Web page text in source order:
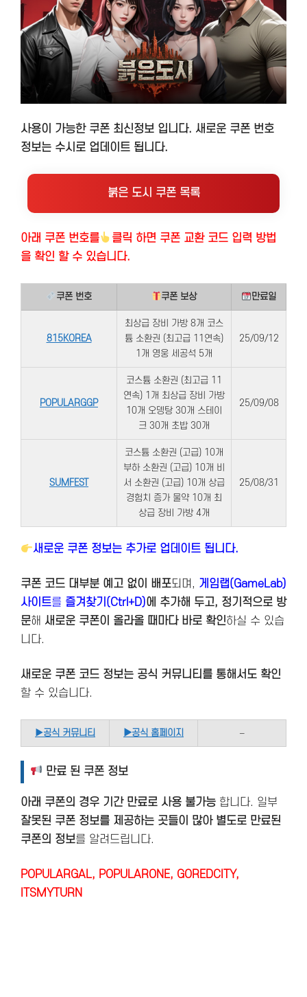
사용이 가능한 쿠폰 최신정보 입니다. 새로운 쿠폰 번호
정보는 수시로 업데이트 됩니다.
붉은 도시 쿠폰 목록
아래 쿠폰 번호를
클릭 하면 쿠폰 교환 코드 입력 방법
을 확인 할 수 있습니다.
쿠폰 번호 쿠폰 보상 만료일
815KOREA
최상급 장비 가방 8개 코스
튬 소환권 (최고급 11연속)
1개 영웅 세공석 5개
25/09/12
POPULARGGP
코스튬 소환권 (최고급 11
연속) 1개 최상급 장비 가방
10개 오뎅탕 30개 스테이
크 30개 초밥 30개
25/09/08
SUMFEST
코스튬 소환권 (고급) 10개
부하 소환권 (고급) 10개 비
서 소환권 (고급) 10개 상급
경험치 증가 물약 10개 최
상급 장비 가방 4개
25/08/31
새로운 쿠폰 정보는 추가로 업데이트 됩니다.
쿠폰 코드 대부분 예고 없이 배포되며, 게임랩(GameLab)
사이트를 즐겨찾기(Ctrl+D)에 추가해 두고, 정기적으로 방
문해 새로운 쿠폰이 올라올 때마다 바로 확인하실 수 있습
니다.
새로운 쿠폰 코드 정보는 공식 커뮤니티를 통해서도 확인
할 수 있습니다.
▶공식 커뮤니티 ▶공식 홈페이지 –
만료 된 쿠폰 정보
아래 쿠폰의 경우 기간 만료로 사용 불가능 합니다. 일부
잘못된 쿠폰 정보를 제공하는 곳들이 많아 별도로 만료된
쿠폰의 정보를 알려드립니다.
POPULARGAL, POPULARONE, GOREDCITY,
ITSMYTURN